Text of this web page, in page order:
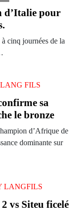
d’Italie pour
cinq journées de la
LANG FILS
sa
le bronze
d’Afrique de
dominante sur
LANGFILS
vs Siteu ficelé